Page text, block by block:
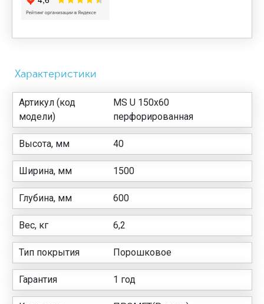
Характеристики
Артикул (код
модели)
MS U 150х60
перфорированная
Высота, мм 40
Ширина, мм 1500
Глубина, мм 600
Вес, кг 6,2
Тип покрытия Порошковое
Гарантия 1 год